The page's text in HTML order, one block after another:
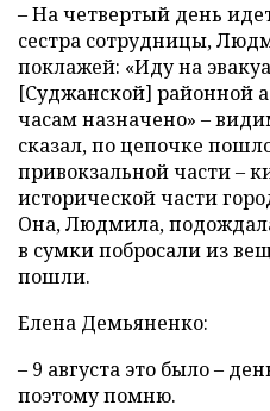
– На четвертый день
сестра сотрудницы,
поклажей: «Иду на
[Суджанской] районной
часам назначено» –
сказал, по цепочке
привокзальной части –
исторической части
Она, Людмила,
в сумки побросали из
пошли.
Елена Демьяненко:
– 9 августа это было –
поэтому помню.